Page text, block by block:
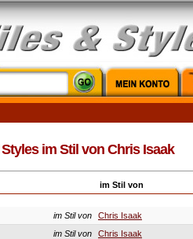
im Stil von Chris Isaak
im Stil von
im Stil von
Chris Isaak
im Stil von
Chris Isaak